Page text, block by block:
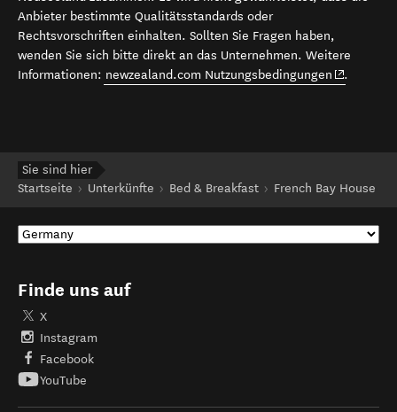
Anbieter bestimmte Qualitätsstandards oder
Rechtsvorschriften einhalten. Sollten Sie Fragen haben,
wenden Sie sich bitte direkt an das Unternehmen. Weitere
Informationen: newzealand.com Nutzungsbedingungen (opens in
.
Sie sind hier
Startseite
Unterkünfte Bed & Breakfast French Bay House
Finde uns auf
X
Instagram
Facebook
YouTube